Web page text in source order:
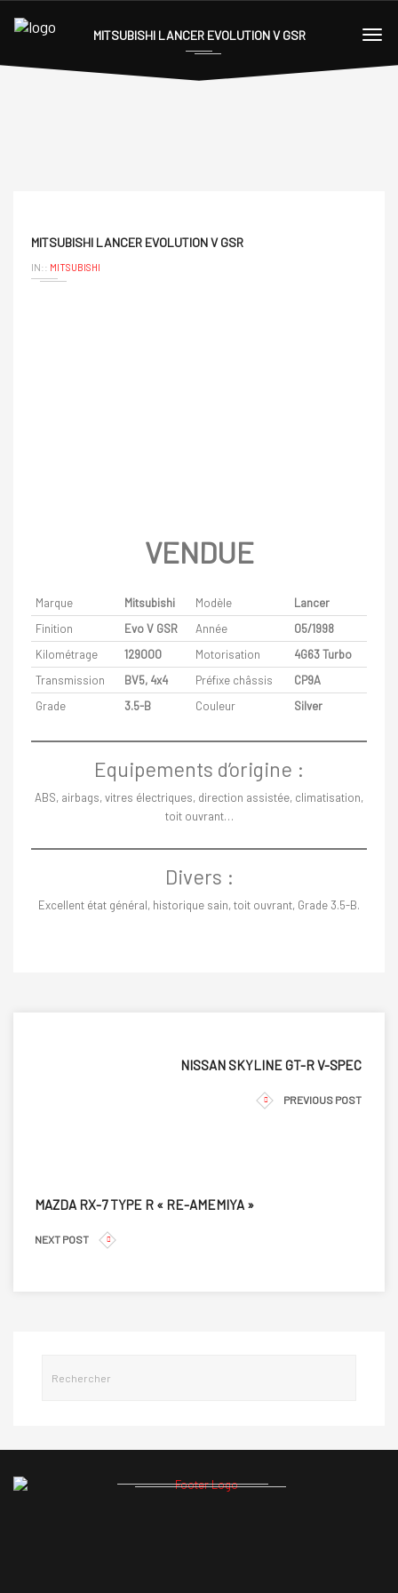
MITSUBISHI LANCER EVOLUTION V GSR
MITSUBISHI LANCER EVOLUTION V GSR
IN:: MITSUBISHI
VENDUE
Marque Mitsubishi Modèle
Lancer
Finition
Evo V GSR Année
05/1998
Kilométrage
129000 Motorisation
4G63 Turbo
Transmission
BV5, 4x4 Préfixe châssis
CP9A
Grade
3.5-B Couleur Silver
Equipements d’origine :
ABS, airbags, vitres électriques, direction assistée, climatisation,
toit ouvrant…
Divers :
Excellent état général, historique sain, toit ouvrant, Grade 3.5-B.
NISSAN SKYLINE GT-R V-SPEC
PREVIOUS POST
MAZDA RX-7 TYPE R « RE-AMEMIYA »
NEXT POST